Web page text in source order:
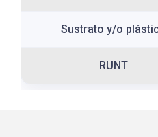
Sustrato y/o
RUNT